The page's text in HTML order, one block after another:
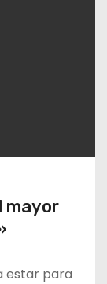
mayor
estar para